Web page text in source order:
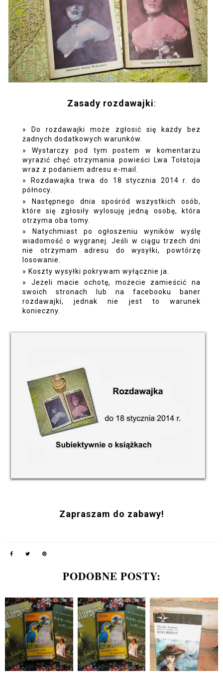
Zasady rozdawajki:
Do rozdawajki może zgłosić się każdy bez
żadnych dodatkowych warunków.
Wystarczy pod tym postem w komentarzu
wyrazić chęć otrzymania powieści Lwa Tołstoja
wraz z podaniem adresu e-mail.
Rozdawajka trwa do 18 stycznia 2014 r. do
północy.
Następnego dnia spośród wszystkich osób,
które się zgłosiły wylosuję jedną osobę, która
otrzyma oba tomy.
Natychmiast po ogłoszeniu wyników wyślę
wiadomość o wygranej. Jeśli w ciągu trzech dni
nie otrzymam adresu do wysyłki, powtórzę
losowanie.
Koszty wysyłki pokrywam wyłącznie ja.
Jeżeli macie ochotę, możecie zamieścić na
swoich stronach lub na facebooku baner
rozdawajki, jednak nie jest to warunek
konieczny.
Zapraszam do zabawy!
PODOBNE POSTY: